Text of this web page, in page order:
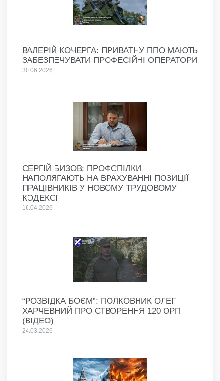
ВАЛЕРІЙ КОЧЕРГА: ПРИВАТНУ ППО МАЮТЬ
ЗАБЕЗПЕЧУВАТИ ПРОФЕСІЙНІ ОПЕРАТОРИ
30.06.2026
СЕРГІЙ БИЗОВ: ПРОФСПІЛКИ
НАПОЛЯГАЮТЬ НА ВРАХУВАННІ ПОЗИЦІЇ
ПРАЦІВНИКІВ У НОВОМУ ТРУДОВОМУ
КОДЕКСІ
16.04.2026
“РОЗВІДКА БОЄМ”: ПОЛКОВНИК ОЛЕГ
ХАРЧЕВНИЙ ПРО СТВОРЕННЯ 120 ОРП
(ВІДЕО)
24.03.2026